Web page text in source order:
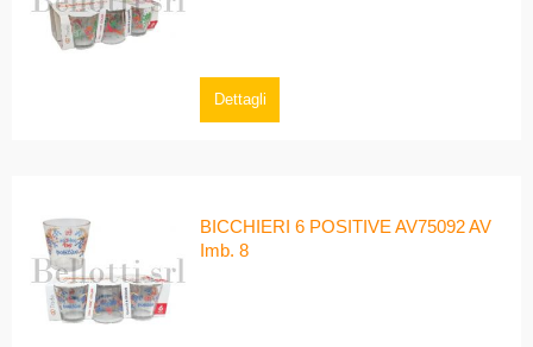
Dettagli
BICCHIERI 6 POSITIVE AV75092 AV
Imb. 8